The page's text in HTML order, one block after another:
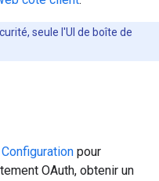
seule l'UI de boîte de
Configuration pour
OAuth, obtenir un